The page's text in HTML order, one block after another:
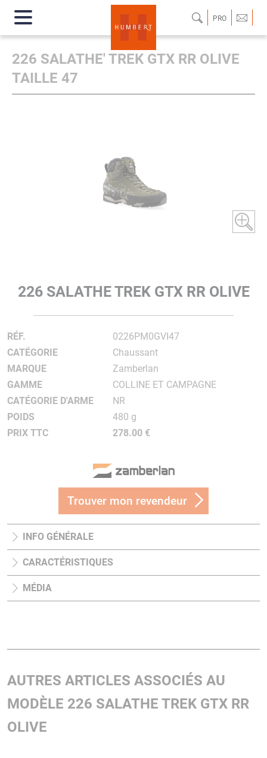
PRO
226 SALATHE' TREK GTX RR OLIVE
TAILLE 47
226 SALATHE TREK GTX RR OLIVE
RÉF.
0226PM0GVI47
CATÉGORIE
Chaussant
MARQUE
Zamberlan
GAMME
COLLINE ET CAMPAGNE
CATÉGORIE D'ARME
NR
POIDS
480 g
PRIX TTC
278.00 €
Trouver mon revendeur
INFO GÉNÉRALE
CARACTÉRISTIQUES
MÉDIA
AUTRES ARTICLES ASSOCIÉS AU
MODÈLE 226 SALATHE TREK GTX RR
OLIVE